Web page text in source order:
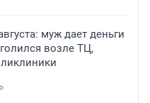
муж дает деньги
возле ТЦ,